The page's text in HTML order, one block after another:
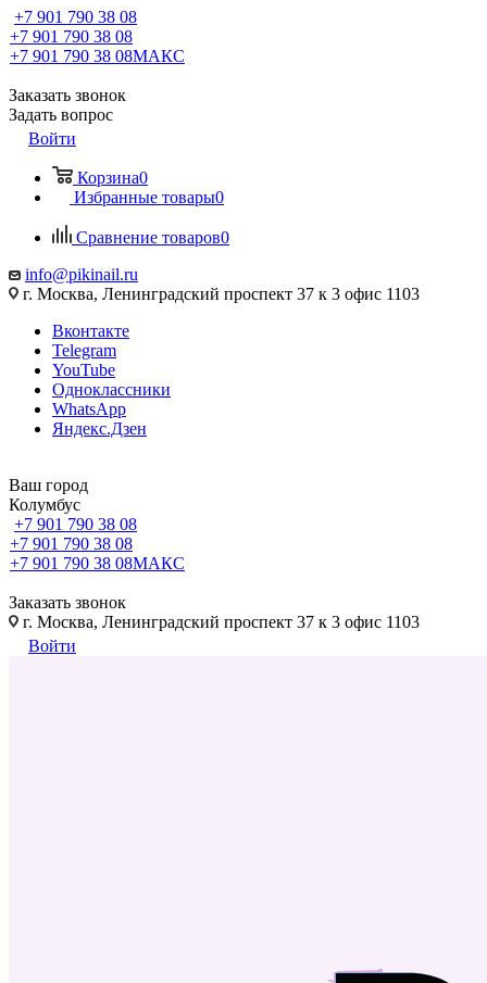
+7 901 790 38 08
+7 901 790 38 08
+7 901 790 38 08МАКС
Заказать звонок
Задать вопрос
Войти
Корзина0
Избранные товары0
Сравнение товаров0
info@pikinail.ru
г. Москва, Ленинградский проспект 37 к 3 офис 1103
Вконтакте
Telegram
YouTube
Одноклассники
WhatsApp
Яндекс.Дзен
Ваш город
Колумбус
+7 901 790 38 08
+7 901 790 38 08
+7 901 790 38 08МАКС
Заказать звонок
г. Москва, Ленинградский проспект 37 к 3 офис 1103
Войти